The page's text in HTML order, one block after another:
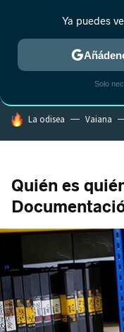
MENÚ
ESTRENOS
HOY SE HABLA DE
La odisea Vaiana
Quién es
Ya puedes
Solo